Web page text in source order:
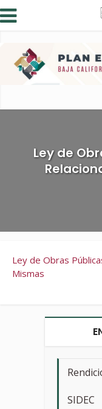
Ley de
Ley de Obras
Mismas
SIDEC